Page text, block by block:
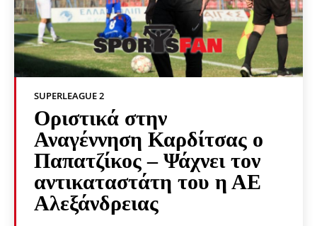
SUPERLEAGUE 2
Οριστικά στην
Αναγέννηση Καρδίτσας ο
Παπατζίκος – Ψάχνει τον
αντικαταστάτη του η ΑΕ
Αλεξάνδρειας